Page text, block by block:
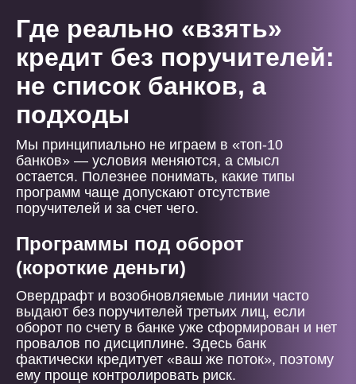
Где реально «взять»
кредит без поручителей:
не список банков, а
подходы
Мы принципиально не играем в «топ-10
банков» — условия меняются, а смысл
остается. Полезнее понимать, какие типы
программ чаще допускают отсутствие
поручителей и за счет чего.
Программы под оборот
(короткие деньги)
Овердрафт и возобновляемые линии часто
выдают без поручителей третьих лиц, если
оборот по счету в банке уже сформирован и нет
провалов по дисциплине. Здесь банк
фактически кредитует «ваш же поток», поэтому
ему проще контролировать риск.